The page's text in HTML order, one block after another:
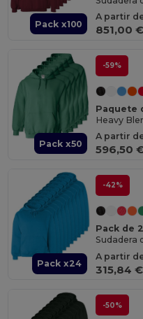
Pack x100
A partir
851,00
Pack x50
-59%
Heavy
A partir
596,50
Pack x24
-42%
Pack de
A partir
315,84 €
-50%